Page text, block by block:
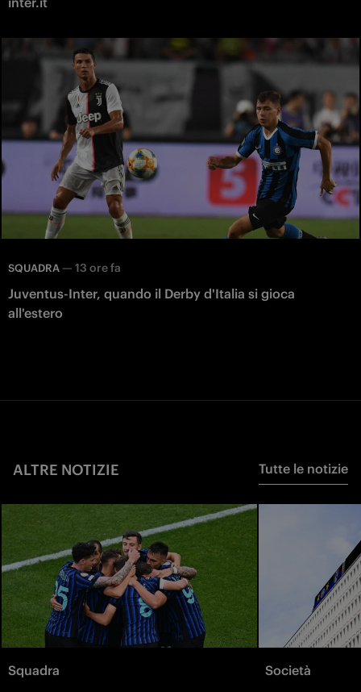
SQUADRA — 13 ore fa
Juventus-Inter, quando il Derby d'Italia si gioca
all'estero
ALTRE NOTIZIE Tutte le notizie
Squadra Società